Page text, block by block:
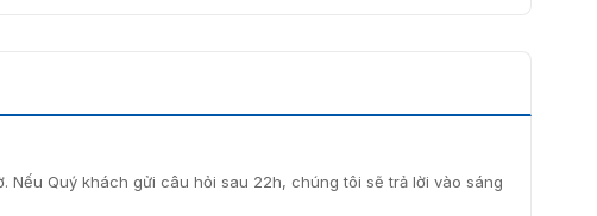
Nếu Quý khách gửi câu hỏi sau 22h, chúng tôi sẽ trả lời vào sáng